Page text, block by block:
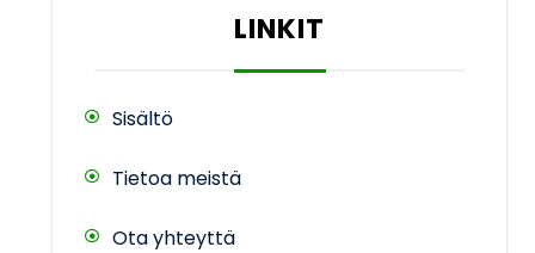
LINKIT
Sisältö
Tietoa meistä
Ota yhteyttä